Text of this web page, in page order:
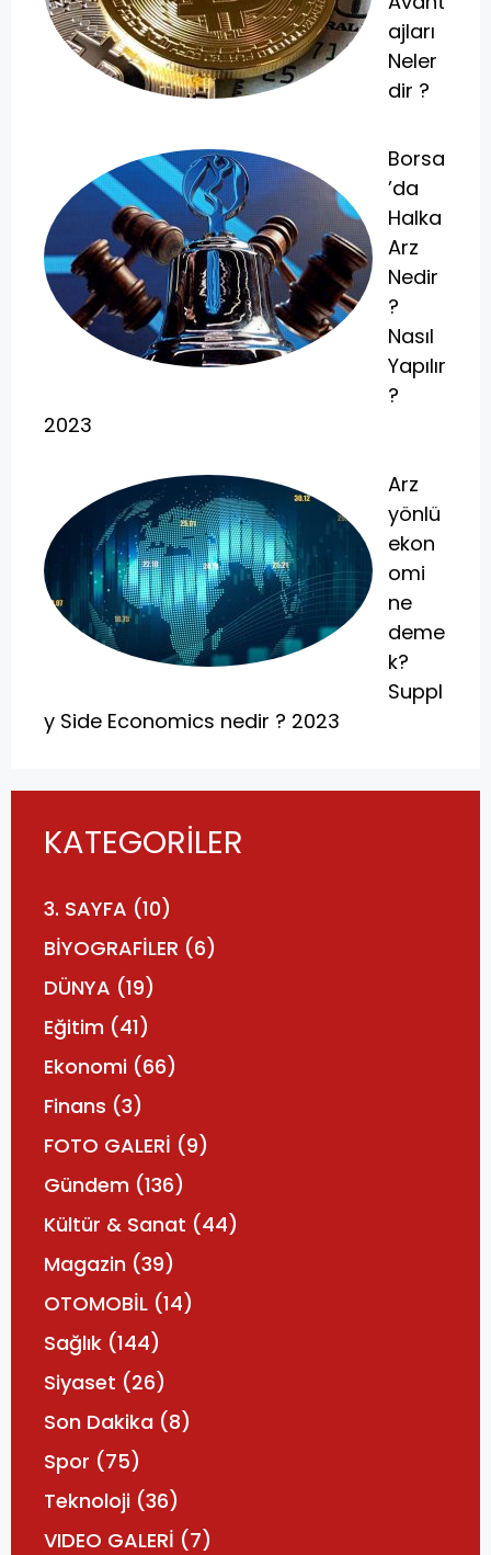
ajları
Neler
dir ?
Borsa
’da
Halka
Arz
Nedir
?
Nasıl
Yapılır
?
2023
Arz
yönlü
ekon
omi
ne
deme
k?
Suppl
y Side Economics nedir ? 2023
KATEGORİLER
3. SAYFA (10)
BİYOGRAFİLER (6)
DÜNYA (19)
Eğitim (41)
Ekonomi (66)
Finans (3)
FOTO GALERİ (9)
Gündem (136)
Kültür & Sanat (44)
Magazin (39)
OTOMOBİL (14)
Sağlık (144)
Siyaset (26)
Son Dakika (8)
Spor (75)
Teknoloji (36)
VIDEO GALERİ (7)